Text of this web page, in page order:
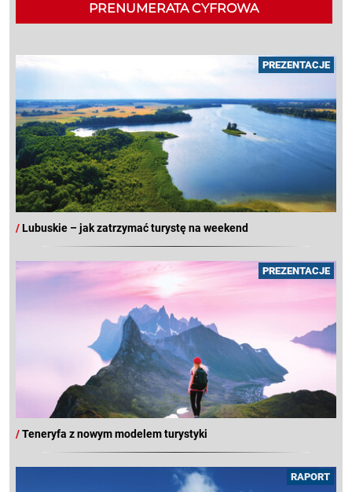
PRENUMERATA CYFROWA
PREZENTACJE
/Lubuskie – jak zatrzymać turystę na weekend
PREZENTACJE
/Teneryfa z nowym modelem turystyki
RAPORT